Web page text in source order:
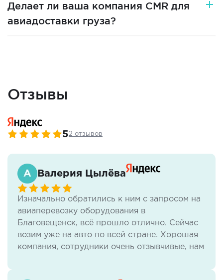
Делает ли ваша компания CMR для
авиадоставки груза?
Отзывы
52 отзывов
Валерия Цылёва
Изначально обратились к ним с запросом на
авиаперевозку оборудования в
Благовещенск, всё прошло отлично. Сейчас
возим уже на авто по всей стране. Хорошая
компания, сотрудники очень отзывчивые, нам